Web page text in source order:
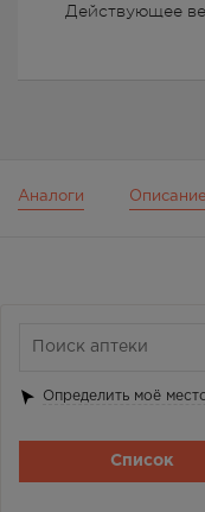
Действующее
Аналоги Описание
Определить моё
Список